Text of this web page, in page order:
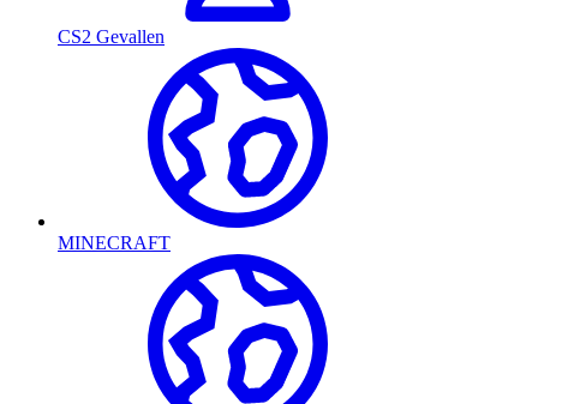
CS2 Gevallen
MINECRAFT